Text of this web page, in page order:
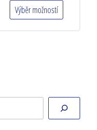
Výběr možností